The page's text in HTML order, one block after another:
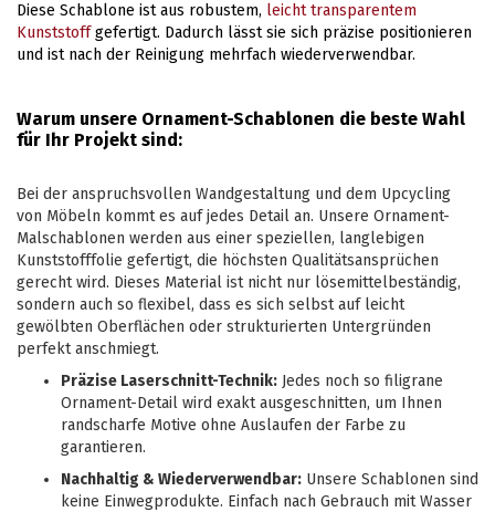
Diese Schablone ist aus robustem, leicht transparentem
Kunststoffgefertigt. Dadurch lässt sie sich präzise positionieren
und ist nach der Reinigung mehrfach wiederverwendbar.
Warum unsere Ornament-Schablonen die beste Wahl
für Ihr Projekt sind:
Bei der anspruchsvollen Wandgestaltung und dem Upcycling
von Möbeln kommt es auf jedes Detail an. Unsere Ornament-
Malschablonen werden aus einer speziellen, langlebigen
Kunststofffolie gefertigt, die höchsten Qualitätsansprüchen
gerecht wird. Dieses Material ist nicht nur lösemittelbeständig,
sondern auch so flexibel, dass es sich selbst auf leicht
gewölbten Oberflächen oder strukturierten Untergründen
perfekt anschmiegt.
Präzise Laserschnitt-Technik: Jedes noch so filigrane
Ornament-Detail wird exakt ausgeschnitten, um Ihnen
randscharfe Motive ohne Auslaufen der Farbe zu
garantieren.
Nachhaltig & Wiederverwendbar: Unsere Schablonen sind
keine Einwegprodukte. Einfach nach Gebrauch mit Wasser